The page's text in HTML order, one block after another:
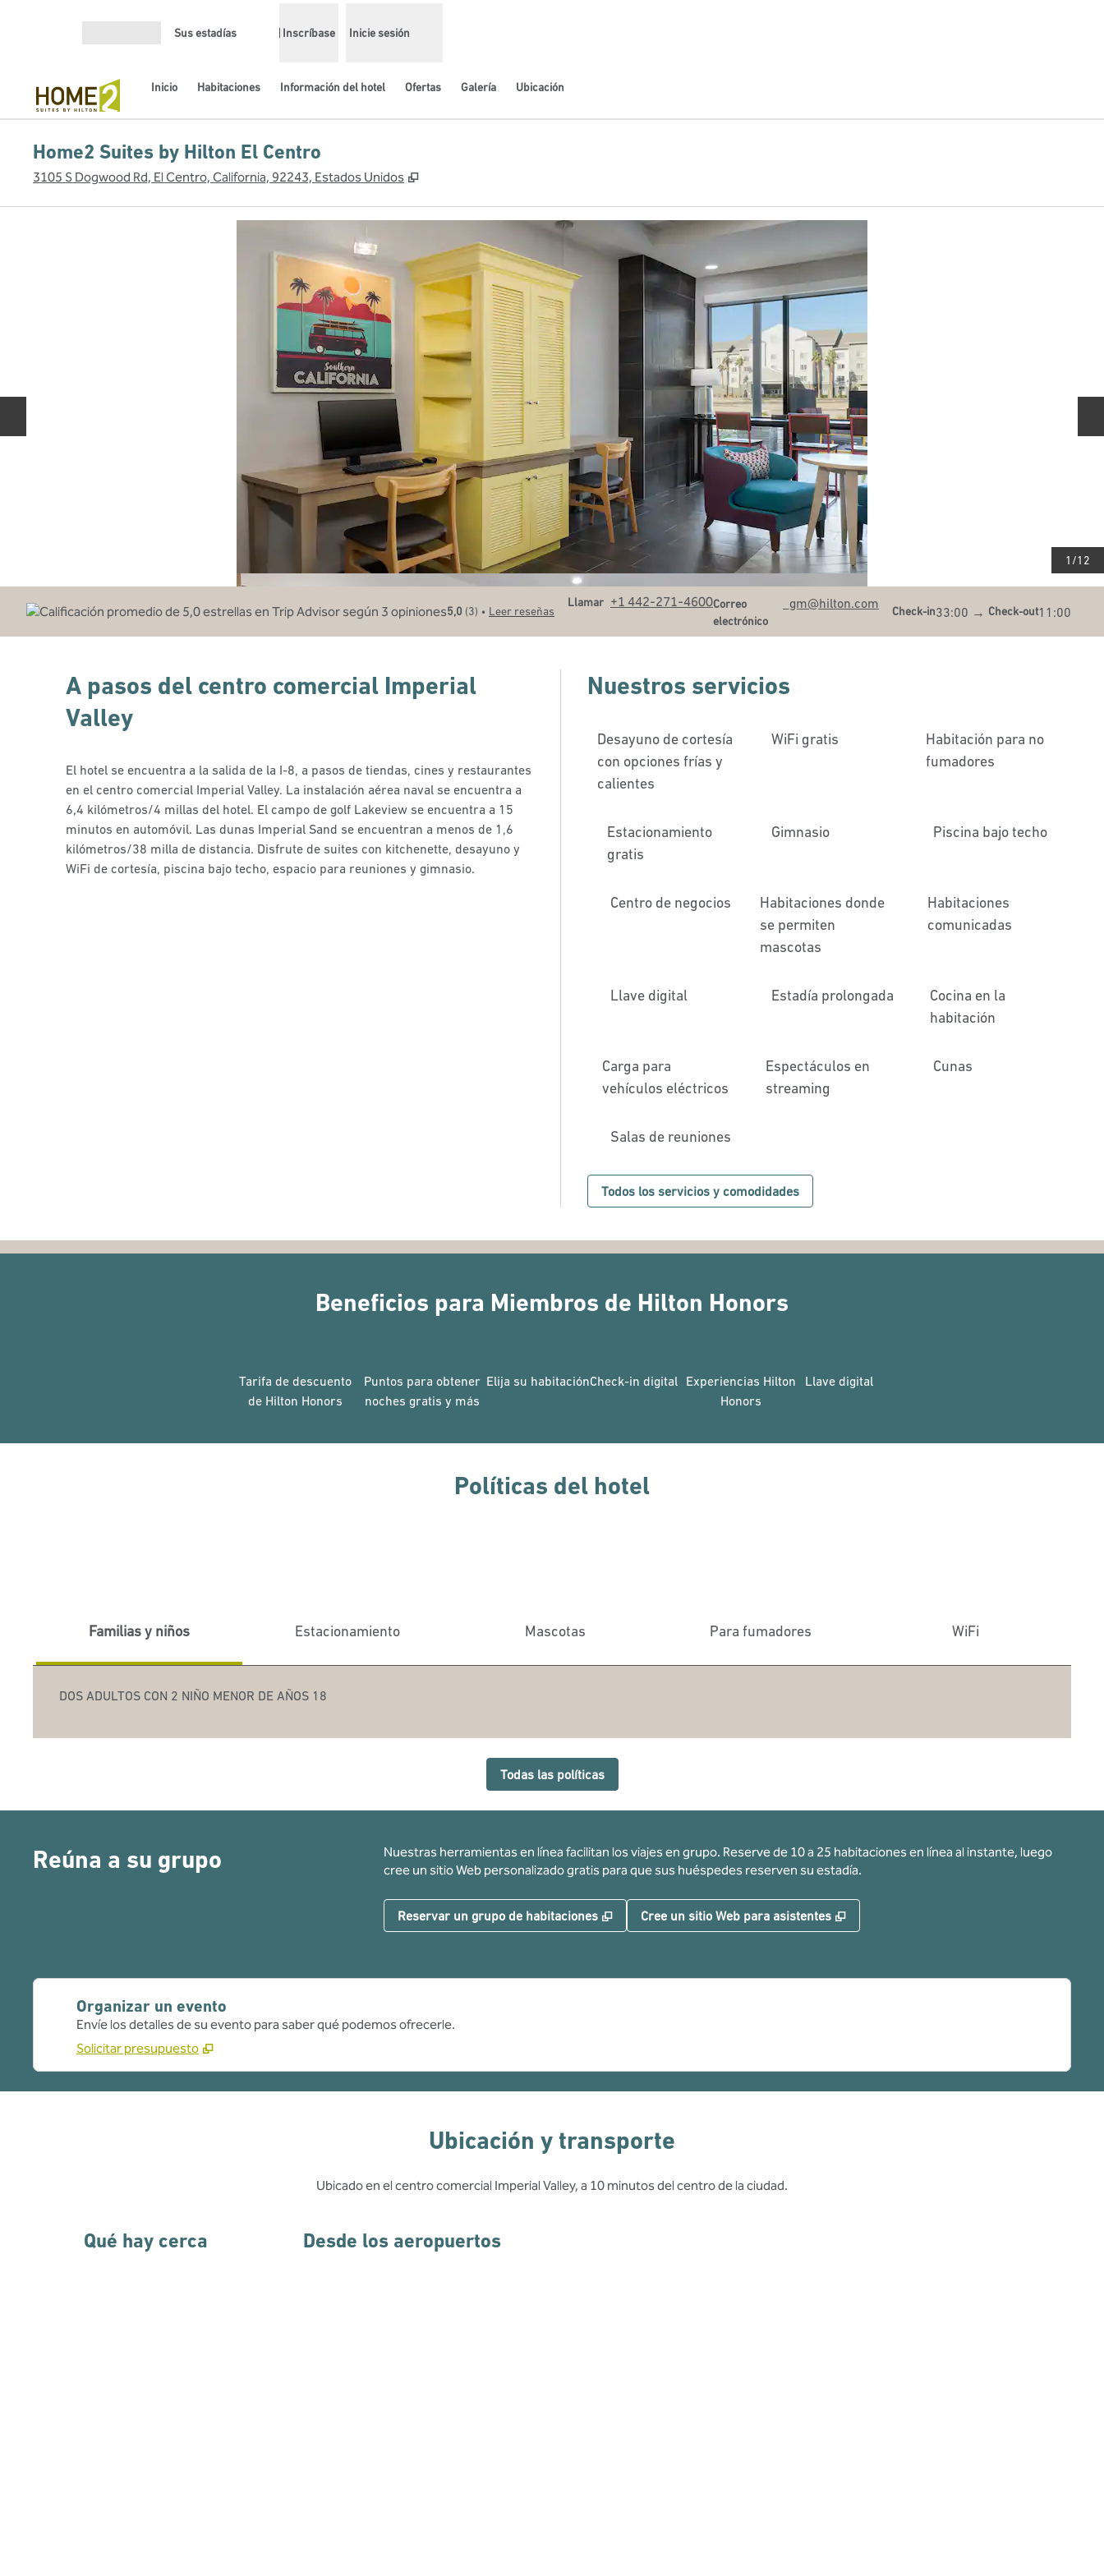
Sus estadías Inscríbase Inicie sesión
Inicio Habitaciones Información del hotel Ofertas Galería Ubicación
Home2 Suites by Hilton El Centro
3105 S Dogwood Rd, El Centro, California, 92243, Estados Unidos ,
1 /12
5,0 (3) • Leer reseñas
Llamar
Llame al+1 442-271-4600Correo
electrónico
Correo electrónicoiplht
_gm@hilton.com
Check-in33:00 → Check-out11:00
A pasos del centro comercial Imperial
Valley
El hotel se encuentra a la salida de la I-8, a pasos de tiendas, cines y restaurantes
en el centro comercial Imperial Valley. La instalación aérea naval se encuentra a
6,4 kilómetros/4 millas del hotel. El campo de golf Lakeview se encuentra a 15
minutos en automóvil. Las dunas Imperial Sand se encuentran a menos de 1,6
kilómetros/38 milla de distancia. Disfrute de suites con kitchenette, desayuno y
WiFi de cortesía, piscina bajo techo, espacio para reuniones y gimnasio.
Nuestros servicios
Desayuno de cortesía
con opciones frías y
calientes
WiFi gratis
Habitación para no
fumadores
Estacionamiento
gratis
Gimnasio Piscina bajo techo
Centro de negocios
Habitaciones donde
se permiten
mascotas
Habitaciones
comunicadas
Llave digital Estadía prolongada
Cocina en la
habitación
Carga para
vehículos eléctricos
Espectáculos en
streaming
Cunas
Salas de reuniones
Todos los servicios y comodidades
Beneficios para Miembros de Hilton Honors
Tarifa de descuento
de Hilton Honors
Puntos para obtener
noches gratis y más
Elija su habitaciónCheck-in digital
Experiencias Hilton
Honors
Llave digital
Políticas del hotel
Familias y niños Estacionamiento Mascotas Para fumadores WiFi
DOS ADULTOS CON 2 NIÑO MENOR DE AÑOS 18
Todas las políticas
Reúna a su grupo
Nuestras herramientas en línea facilitan los viajes en grupo. Reserve de 10 a 25 habitaciones en línea al instante, luego
cree un sitio Web personalizado gratis para que sus huéspedes reserven su estadía.
Reservar un grupo de habitaciones , Abre una pestaña nueva
Cree un sitio Web para asistentes ,
Organizar un evento
Envíe los detalles de su evento para saber qué podemos ofrecerle.
Solicitar presupuesto
Ubicación y transporte
Ubicado en el centro comercial Imperial Valley, a 10 minutos del centro de la ciudad.
Qué hay cerca Desde los aeropuertos